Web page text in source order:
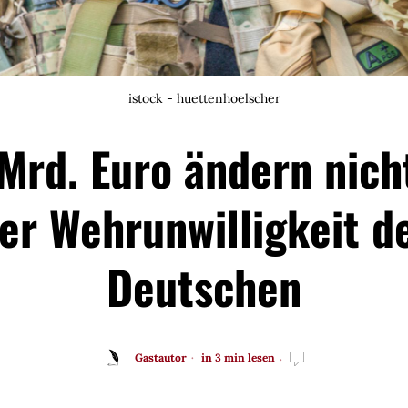
istock - huettenhoelscher
Euro ändern
Wehrunwilligkeit
Deutschen
Gastautor in 3 min lesen